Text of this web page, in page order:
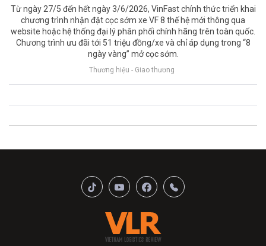
Từ ngày 27/5 đến hết ngày 3/6/2026, VinFast chính thức triển khai
chương trình nhận đặt cọc sớm xe VF 8 thế hệ mới thông qua
website hoặc hệ thống đại lý phân phối chính hãng trên toàn quốc.
Chương trình ưu đãi tới 51 triệu đồng/xe và chỉ áp dụng trong “8
ngày vàng” mở cọc sớm.
Thương hiệu - Giao thương